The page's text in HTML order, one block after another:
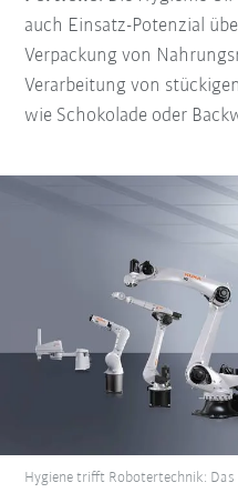
auch Einsatz-Potenzial
Verpackung von
Verarbeitung von
wie Schokolade oder
Hygiene trifft Robotertechnik: Das